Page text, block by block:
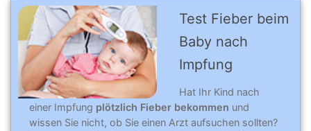
Test Fieber beim
Baby nach
Impfung
Hat Ihr Kind nach
einer Impfung plötzlich Fieber bekommen und
wissen Sie nicht, ob Sie einen Arzt aufsuchen sollten?